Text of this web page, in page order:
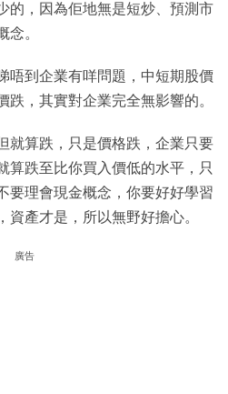
的，因為佢地無是短炒、預測市
念。
唔到企業有咩問題，中短期股價
，其實對企業完全無影響的。
就算跌，只是價格跌，企業只要
算跌至比你買入價低的水平，只
要理會現金概念，你要好好學習
資產才是，所以無野好擔心。
廣告